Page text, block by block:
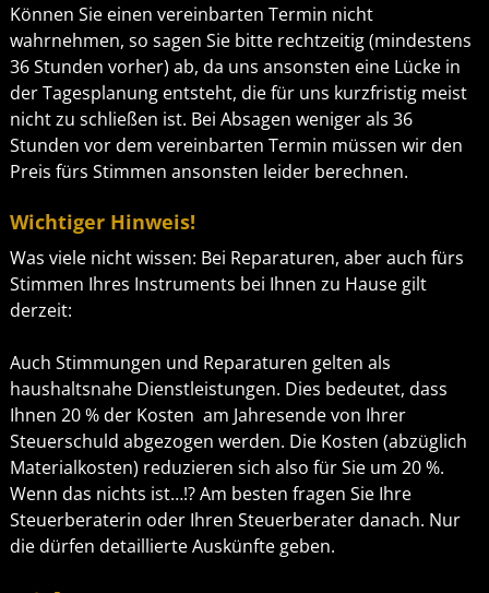
Können Sie einen vereinbarten Termin nicht
wahrnehmen, so sagen Sie bitte rechtzeitig (mindestens
36 Stunden vorher) ab, da uns ansonsten eine Lücke in
der Tagesplanung entsteht, die für uns kurzfristig meist
nicht zu schließen ist. Bei Absagen weniger als 36
Stunden vor dem vereinbarten Termin müssen wir den
Preis fürs Stimmen ansonsten leider berechnen.
Wichtiger Hinweis!
Was viele nicht wissen: Bei Reparaturen, aber auch fürs
Stimmen Ihres Instruments bei Ihnen zu Hause gilt
derzeit:
Auch Stimmungen und Reparaturen gelten als
haushaltsnahe Dienstleistungen. Dies bedeutet, dass
Ihnen 20 % der Kosten am Jahresende von Ihrer
Steuerschuld abgezogen werden. Die Kosten (abzüglich
Materialkosten) reduzieren sich also für Sie um 20 %.
Wenn das nichts ist…!? Am besten fragen Sie Ihre
Steuerberaterin oder Ihren Steuerberater danach. Nur
die dürfen detaillierte Auskünfte geben.